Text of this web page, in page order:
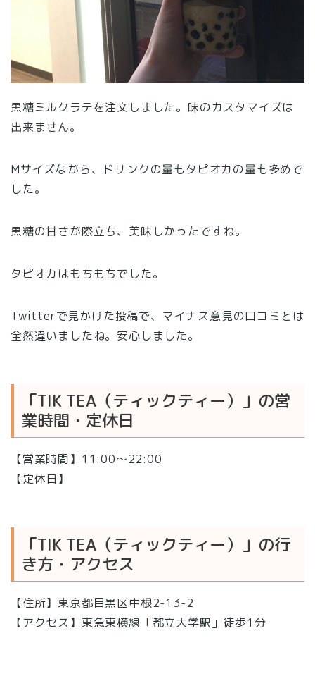
黒糖ミルクラテを注文しました。味のカスタマイズは
出来ません。
Mサイズながら、ドリンクの量もタピオカの量も多めで
した。
黒糖の甘さが際立ち、美味しかったですね。
タピオカはもちもちでした。
Twitterで見かけた投稿で、マイナス意見の口コミとは
全然違いましたね。安心しました。
「TIK TEA（ティックティー）」の営
業時間・定休日
【営業時間】11:00〜22:00
【定休日】
「TIK TEA（ティックティー）」の行
き方・アクセス
【住所】東京都目黒区中根2-13-2
【アクセス】東急東横線「都立大学駅」徒歩1分